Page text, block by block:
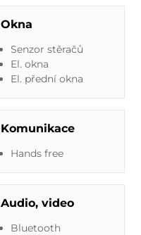
Okna
Senzor stěračů
El. okna
El. přední okna
Komunikace
Hands free
Audio, video
Bluetooth